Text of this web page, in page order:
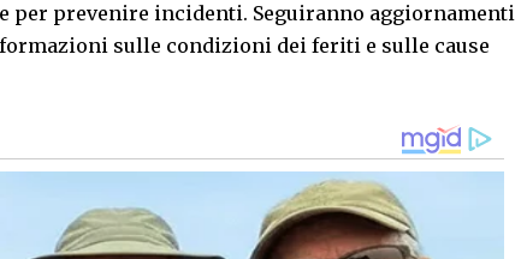
per prevenire incidenti. Seguiranno aggiornamenti
sulle condizioni dei feriti e sulle cause